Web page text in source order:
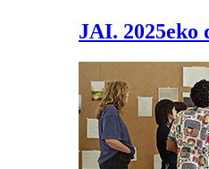
JAI. 2025eko